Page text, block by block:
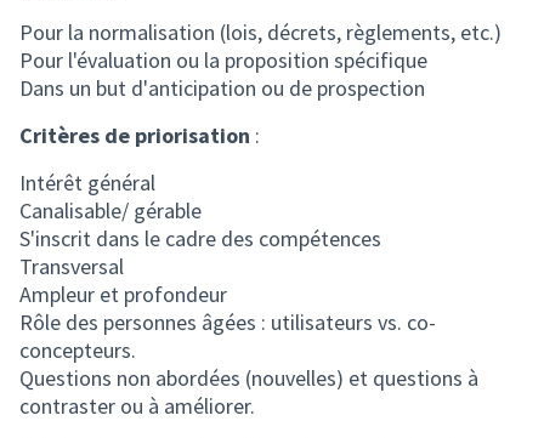
Pour la normalisation (lois, décrets, règlements, etc.)
Pour l'évaluation ou la proposition spécifique
Dans un but d'anticipation ou de prospection
Critères de priorisation :
Intérêt général
Canalisable/ gérable
S'inscrit dans le cadre des compétences
Transversal
Ampleur et profondeur
Rôle des personnes âgées : utilisateurs vs. co-
concepteurs.
Questions non abordées (nouvelles) et questions à
contraster ou à améliorer.